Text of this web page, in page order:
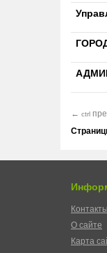
← ctrl
Контакты
О сайте
Карта